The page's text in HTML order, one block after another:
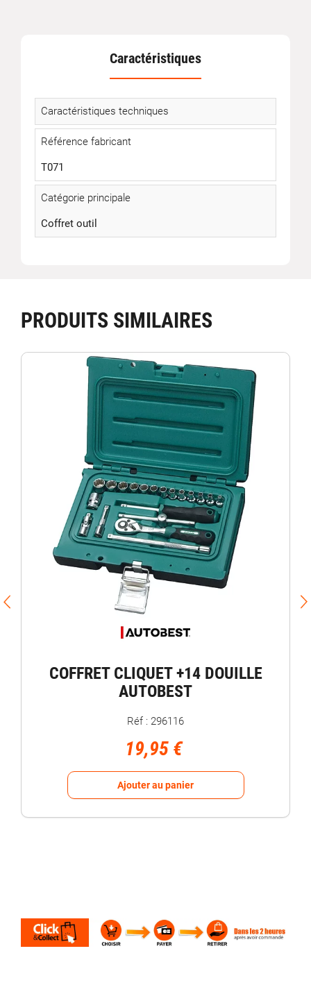
Caractéristiques
Caractéristiques techniques
Référence fabricant
T071
Catégorie principale
Coffret outil
PRODUITS SIMILAIRES
COFFRET CLIQUET +14 DOUILLE
AUTOBEST
Réf : 296116
19,95 €
Ajouter au panier